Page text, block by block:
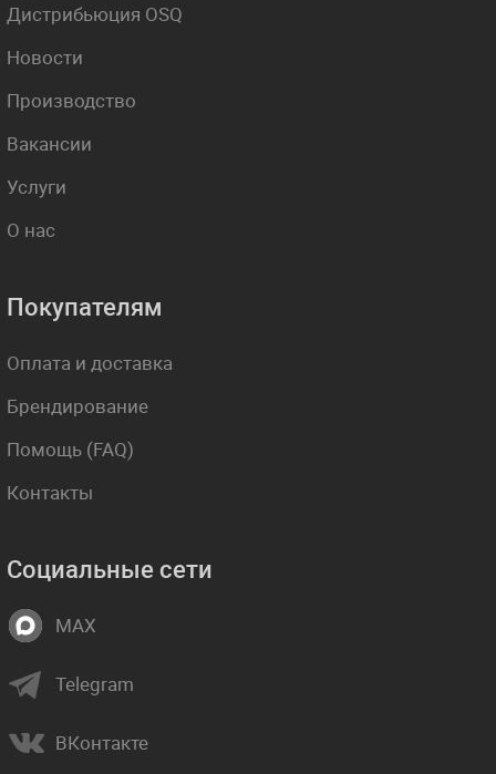
Дистрибьюция OSQ
Новости
Производство
Вакансии
Услуги
О нас
Покупателям
Оплата и доставка
Брендирование
Помощь (FAQ)
Контакты
Социальные сети
MAX
Telegram
ВКонтакте